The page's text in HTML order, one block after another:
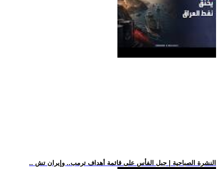
.. النشرة الصباحية | جبل الفأس على قائمة أهداف ترمب.. وإيران تش